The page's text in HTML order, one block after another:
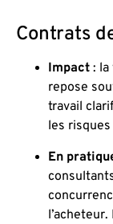
Contrats
Impact : la
repose
travail
les
En